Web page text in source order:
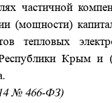
частичной
(мощности)
тепловых
Крым и
№ 466-ФЗ)